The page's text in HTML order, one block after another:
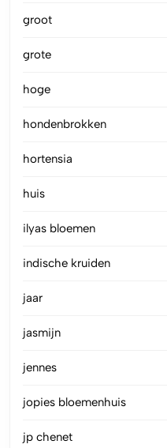
groot
grote
hoge
hondenbrokken
hortensia
huis
ilyas bloemen
indische kruiden
jaar
jasmijn
jennes
jopies bloemenhuis
jp chenet